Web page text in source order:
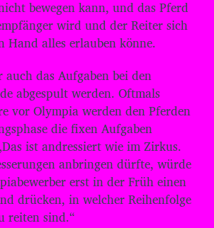
bewegen kann, und das Pferd
wird und der Reiter sich
Hand alles erlauben könne.
das Aufgaben bei den
abgespult werden. Oftmals
vor Olympia werden den Pferden
die fixen Aufgaben
ist andressiert wie im Zirkus.
anbringen dürfte, würde
erst in der Früh einen
drücken, in welcher Reihenfolge
reiten sind.“